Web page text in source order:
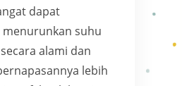
dapat
suhu
alami dan
lebih